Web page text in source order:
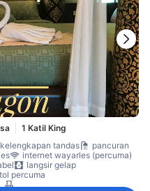
1 Katil King
kelengkapan tandas
pancuran
internet wayarles (percuma)
langsir gelap
percuma
beranda/teres